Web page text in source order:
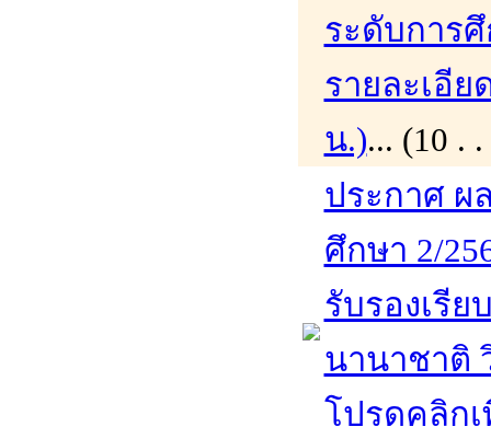
ระดับการ
รายละเอีย
น.)... (10
ประกาศ ผ
ศึกษา 2/
รับรองเรีย
นานาชาติ
โปรดคลิก